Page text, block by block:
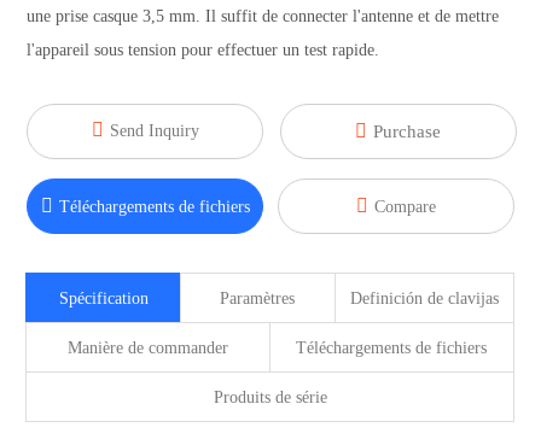
une prise casque 3,5 mm. Il suffit de connecter l'antenne et de mettre
l'appareil sous tension pour effectuer un test rapide.
 Send Inquiry  Purchase
 Téléchargements de fichiers  Compare
Spécification Paramètres Definición de clavijas
Manière de commander Téléchargements de fichiers
Produits de série